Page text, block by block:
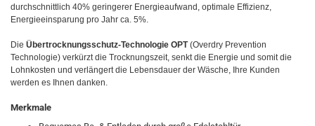
durchschnittlich 40% geringerer Energieaufwand, optimale Effizienz,
Energieeinsparung pro Jahr ca. 5%.
Die Übertrocknungsschutz-Technologie OPT(Overdry Prevention
Technologie) verkürzt die Trocknungszeit, senkt die Energie und somit die
Lohnkosten und verlängert die Lebensdauer der Wäsche, Ihre Kunden
werden es Ihnen danken.
Merkmale